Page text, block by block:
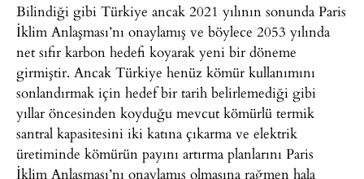
Bilindiği gibi Türkiye ancak 2021 yılının sonunda Paris
İklim Anlaşması’nı onaylamış ve böylece 2053 yılında
net sıfır karbon hedefi koyarak yeni bir döneme
girmiştir. Ancak Türkiye henüz kömür kullanımını
sonlandırmak için hedef bir tarih belirlemediği gibi
yıllar öncesinden koyduğu mevcut kömürlü termik
santral kapasitesini iki katına çıkarma ve elektrik
üretiminde kömürün payını artırma planlarını Paris
İklim Anlaşması’nı onaylamış olmasına rağmen hala